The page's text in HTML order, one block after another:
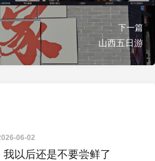
下一篇
山西五日游
06-02
我以后还是不要尝鲜了